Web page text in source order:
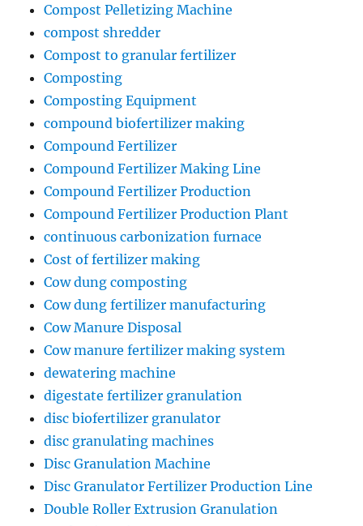
Compost Pelletizing Machine
compost shredder
Compost to granular fertilizer
Composting
Composting Equipment
compound biofertilizer making
Compound Fertilizer
Compound Fertilizer Making Line
Compound Fertilizer Production
Compound Fertilizer Production Plant
continuous carbonization furnace
Cost of fertilizer making
Cow dung composting
Cow dung fertilizer manufacturing
Cow Manure Disposal
Cow manure fertilizer making system
dewatering machine
digestate fertilizer granulation
disc biofertilizer granulator
disc granulating machines
Disc Granulation Machine
Disc Granulator Fertilizer Production Line
Double Roller Extrusion Granulation